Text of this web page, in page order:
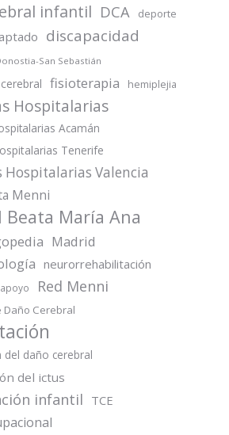
infantil DCA deporte
discapacidad
San Sebastián
fisioterapia hemiplejia
Hospitalarias
Acamán
Tenerife
Hospitalarias Valencia
Menni
Beata María Ana
Madrid
neurorrehabilitación
Red Menni
Daño Cerebral
del daño cerebral
del ictus
infantil TCE